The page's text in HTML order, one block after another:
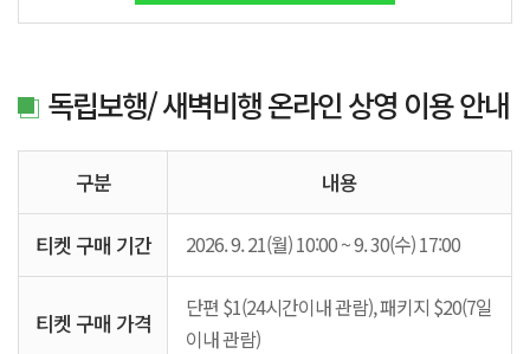
독립보행/ 새벽비행 온라인 상영 이용 안내
구분 내용
티켓 구매 기간 2026. 9. 21(월) 10:00 ~ 9. 30(수) 17:00
티켓 구매 가격
단편 $1(24시간이내 관람), 패키지 $20(7일
이내 관람)